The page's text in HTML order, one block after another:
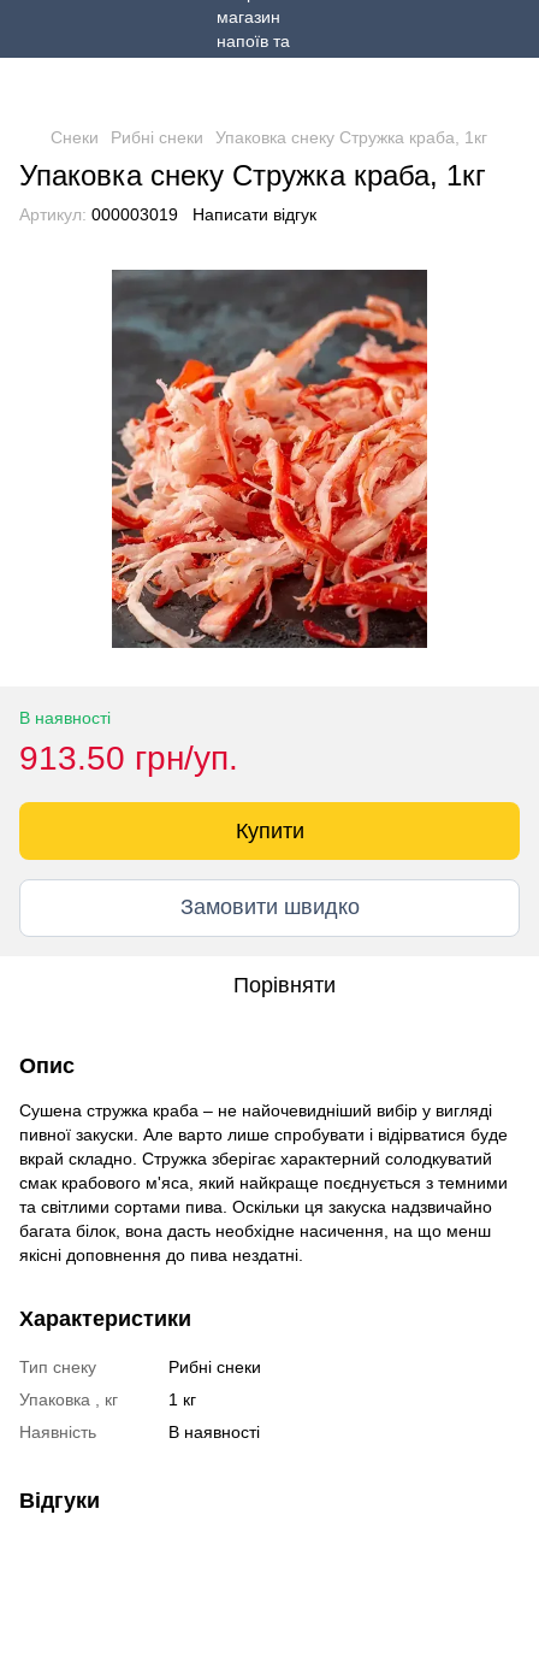
Снеки Рибні снеки Упаковка снеку Стружка краба, 1кг
Упаковка снеку Стружка краба, 1кг
Артикул: 000003019 Написати відгук
В наявності
913.50 грн/уп.
Купити
Замовити швидко
Порівняти
Опис
Сушена стружка краба – не найочевидніший вибір у вигляді
пивної закуски. Але варто лише спробувати і відірватися буде
вкрай складно. Стружка зберігає характерний солодкуватий
смак крабового м'яса, який найкраще поєднується з темними
та світлими сортами пива. Оскільки ця закуска надзвичайно
багата білок, вона дасть необхідне насичення, на що менш
якісні доповнення до пива нездатні.
Характеристики
Тип снеку
Рибні снеки
Упаковка , кг
1 кг
Наявність
В наявності
Відгуки